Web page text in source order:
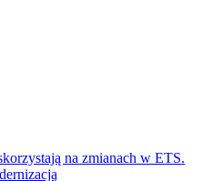
na zmianach w ETS.